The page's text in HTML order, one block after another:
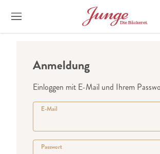
Anmeldung
Einloggen mit E-Mail und Ihrem
E-Mail
Passwort